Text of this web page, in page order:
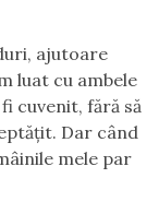
ajutoare
luat cu ambele
cuvenit, fără să
Dar când
mele par